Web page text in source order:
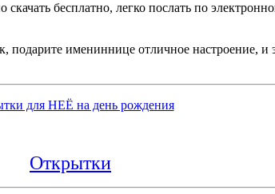
бесплатно, легко послать по
имениннице отличное настроение,
для НЕЁ на день рождения
Открытки